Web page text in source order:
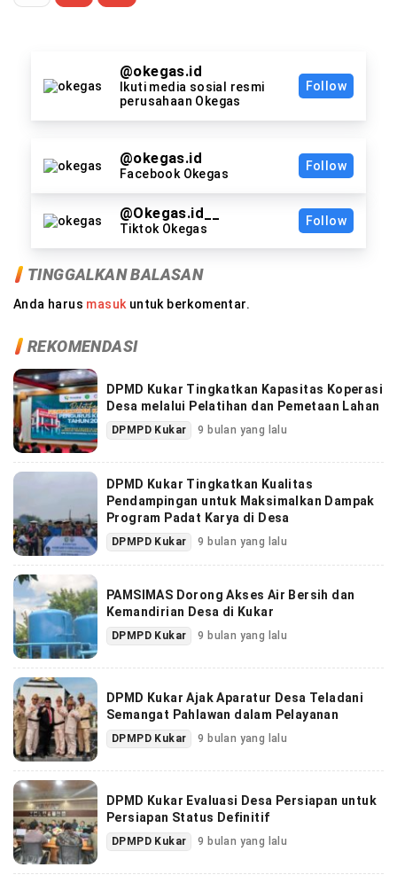
@okegas.id
Ikuti media sosial resmi
perusahaan Okegas
Follow
@okegas.id
Facebook Okegas
Follow
@Okegas.id__
Tiktok Okegas
Follow
TINGGALKAN BALASAN
Anda harus masuk untuk berkomentar.
REKOMENDASI
DPMD Kukar Tingkatkan Kapasitas Koperasi
Desa melalui Pelatihan dan Pemetaan Lahan
DPMPD Kukar 9 bulan yang lalu
DPMD Kukar Tingkatkan Kualitas
Pendampingan untuk Maksimalkan Dampak
Program Padat Karya di Desa
DPMPD Kukar 9 bulan yang lalu
PAMSIMAS Dorong Akses Air Bersih dan
Kemandirian Desa di Kukar
DPMPD Kukar 9 bulan yang lalu
DPMD Kukar Ajak Aparatur Desa Teladani
Semangat Pahlawan dalam Pelayanan
DPMPD Kukar 9 bulan yang lalu
DPMD Kukar Evaluasi Desa Persiapan untuk
Persiapan Status Definitif
DPMPD Kukar 9 bulan yang lalu